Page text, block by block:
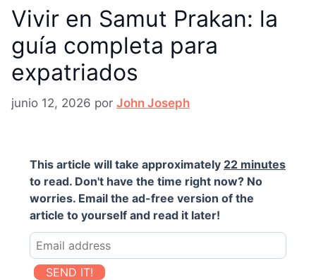
Vivir en Samut Prakan: la
guía completa para
expatriados
junio 12, 2026 por John Joseph
This article will take approximately 22 minutes
to read. Don't have the time right now? No
worries. Email the ad-free version of the
article to yourself and read it later!
SEND IT!